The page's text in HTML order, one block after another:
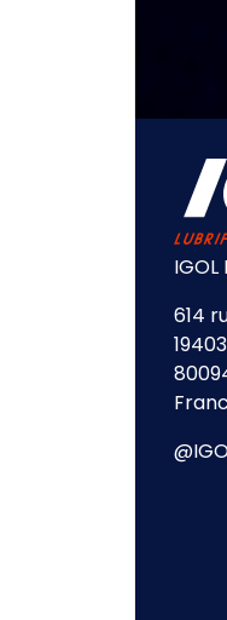
IGOL
614
19403